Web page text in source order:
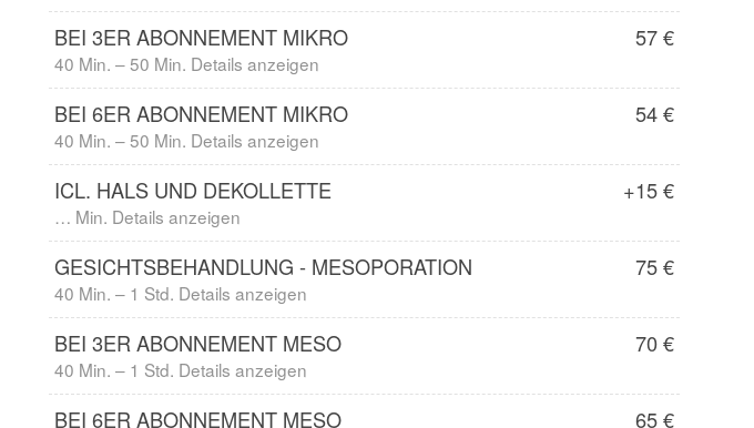
BEI 3ER ABONNEMENT MIKRO 57 €
40 Min. – 50 Min. Details anzeigen
BEI 6ER ABONNEMENT MIKRO 54 €
40 Min. – 50 Min. Details anzeigen
ICL. HALS UND DEKOLLETTE +15 €
… Min. Details anzeigen
GESICHTSBEHANDLUNG - MESOPORATION 75 €
40 Min. – 1 Std. Details anzeigen
BEI 3ER ABONNEMENT MESO 70 €
40 Min. – 1 Std. Details anzeigen
BEI 6ER ABONNEMENT MESO 65 €